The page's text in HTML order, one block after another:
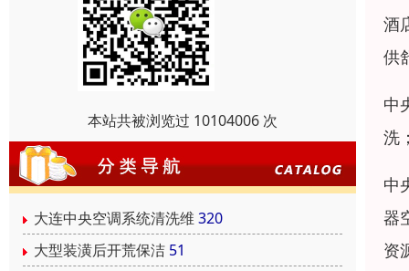
本站共被浏览过 10104006 次
大连中央空调系统清洗维 320
大型装潢后开荒保洁 51
酒
供
中
洗
中
器
资